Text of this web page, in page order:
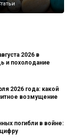
2026 в
и похолодание
2026 года: какой
возмущение
погибли в войне: